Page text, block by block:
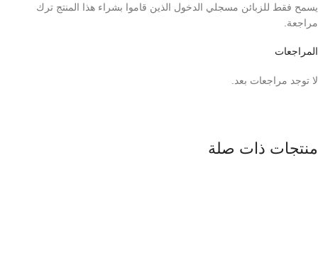
المراجعات
لا توجد مراجعات بعد.
يسمح فقط للزبائن مسجلي الدخول الذين قاموا بشراء هذا المنتج ترك
مراجعة.
منتجات ذات صلة